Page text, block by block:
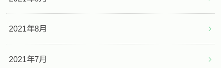
2021年8月
2021年7月